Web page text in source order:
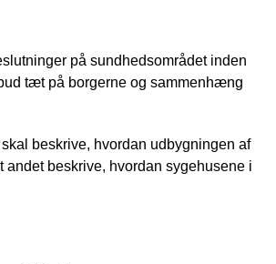
på sundhedsområdet inden
tæt på borgerne og sammenhæng
beskrive, hvordan udbygningen af
beskrive, hvordan sygehusene i